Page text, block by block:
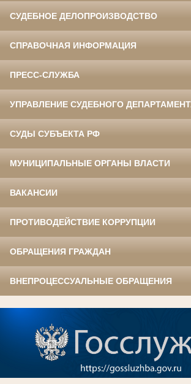
СУДЕБНОЕ ДЕЛОПРОИЗВОДСТВО
СПРАВОЧНАЯ ИНФОРМАЦИЯ
ПРЕСС-СЛУЖБА
УПРАВЛЕНИЕ СУДЕБНОГО
СУДЫ СУБЪЕКТА РФ
МУНИЦИПАЛЬНЫЕ ОРГАНЫ ВЛАСТИ
ВАКАНСИИ
ПРОТИВОДЕЙСТВИЕ КОРРУПЦИИ
ОБРАЩЕНИЯ ГРАЖДАН
ВНЕПРОЦЕССУАЛЬНЫЕ ОБРАЩЕНИЯ